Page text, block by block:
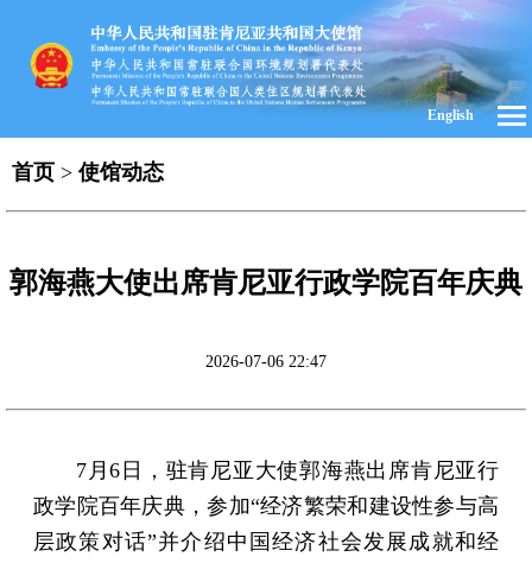
English
首页 > 使馆动态
郭海燕大使出席肯尼亚行政学院百年庆典
2026-07-06 22:47
7月6日，驻肯尼亚大使郭海燕出席肯尼亚行
政学院百年庆典，参加“经济繁荣和建设性参与高
层政策对话”并介绍中国经济社会发展成就和经